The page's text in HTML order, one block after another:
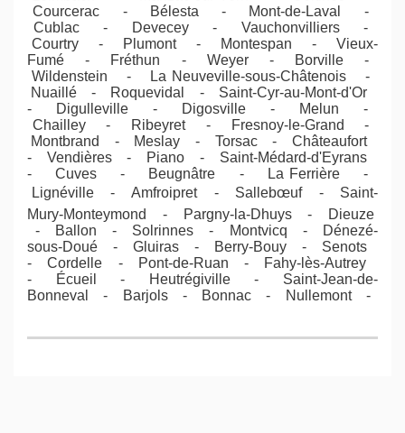
Courcerac - Bélesta - Mont-de-Laval -
Cublac - Devecey - Vauchonvilliers -
Courtry - Plumont - Montespan - Vieux-
Fumé - Fréthun - Weyer - Borville -
Wildenstein - La Neuveville-sous-Châtenois -
Nuaillé - Roquevidal - Saint-Cyr-au-Mont-d'Or
- Digulleville - Digosville - Melun -
Chailley - Ribeyret - Fresnoy-le-Grand -
Montbrand - Meslay - Torsac - Châteaufort
- Vendières - Piano - Saint-Médard-d'Eyrans
- Cuves - Beugnâtre - La Ferrière -
Lignéville - Amfroipret - Sallebœuf - Saint-
Mury-Monteymond - Pargny-la-Dhuys - Dieuze
- Ballon - Solrinnes - Montvicq - Dénezé-
sous-Doué - Gluiras - Berry-Bouy - Senots
- Cordelle - Pont-de-Ruan - Fahy-lès-Autrey
- Écueil - Heutrégiville - Saint-Jean-de-
Bonneval - Barjols - Bonnac - Nullemont -